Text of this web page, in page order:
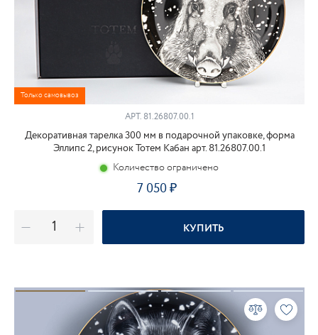
Только самовывоз
АРТ.81.26807.00.1
Декоративная тарелка 300 мм в подарочной упаковке, форма
Эллипс 2, рисунок Тотем Кабан арт. 81.26807.00.1
Количество ограничено
7 050
КУПИТЬ